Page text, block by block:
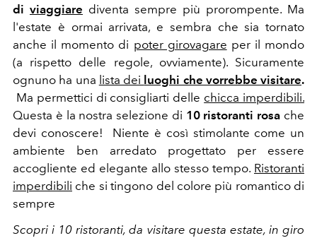
di viaggiare diventa sempre più prorompente. Ma
l'estate è ormai arrivata, e sembra che sia tornato
anche il momento di poter girovagare per il mondo
(a rispetto delle regole, ovviamente). Sicuramente
ognuno ha una lista dei luoghi che vorrebbe visitare.
Ma permettici di consigliarti delle chicca imperdibili.
Questa è la nostra selezione di 10 ristoranti rosa che
devi conoscere! Niente è così stimolante come un
ambiente ben arredato progettato per essere
accogliente ed elegante allo stesso tempo. Ristoranti
imperdibili che si tingono del colore più romantico di
sempre
Scopri i 10 ristoranti, da visitare questa estate, in giro